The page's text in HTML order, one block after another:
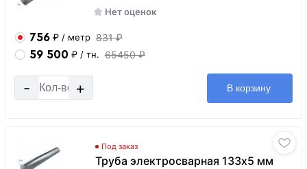
Нет оценок
756 ₽ / метр 831 ₽
59 500 ₽ / тн. 65450 ₽
- + В корзину
Под заказ
Труба электросварная 133х5 мм